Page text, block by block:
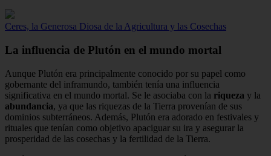
Ceres, la Generosa Diosa de la Agricultura y las Cosechas
La influencia de Plutón en el mundo mortal
Aunque Plutón era principalmente conocido por su papel como
gobernante del inframundo, también tenía una influencia
significativa en el mundo mortal. Se le asociaba con la riqueza y la
abundancia, ya que las riquezas de la Tierra provenían de sus
dominios subterráneos. Además, Plutón era adorado en festivales y
rituales que tenían como objetivo apaciguar su ira y asegurar la
prosperidad de las cosechas y la fertilidad de la Tierra.